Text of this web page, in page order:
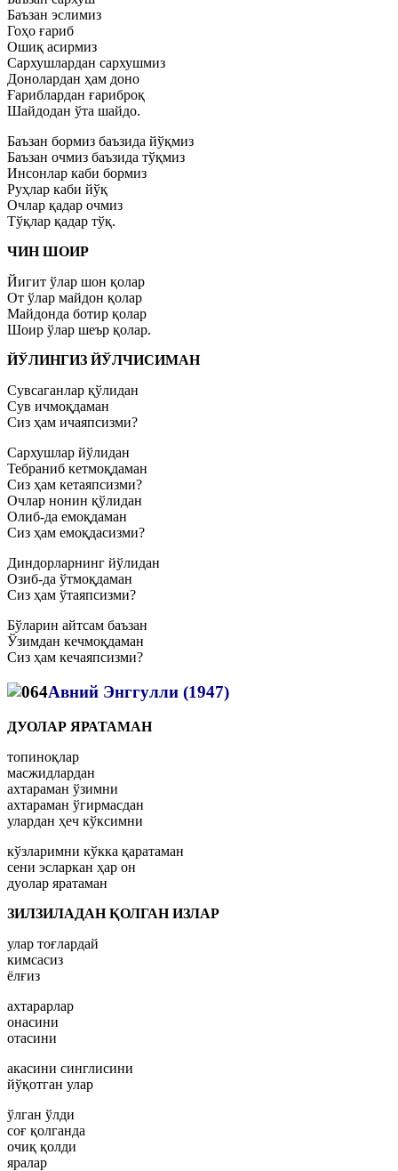
Баъзан эслимиз
Гоҳо ғариб
Ошиқ асирмиз
Сархушлардан сархушмиз
Донолардан ҳам доно
Ғариблардан ғариброқ
Шайдодан ўта шайдо.
Баъзан бормиз баъзида йўқмиз
Баъзан очмиз баъзида тўқмиз
Инсонлар каби бормиз
Руҳлар каби йўқ
Очлар қадар очмиз
Тўқлар қадар тўқ.
ЧИН ШОИР
Йигит ўлар шон қолар
От ўлар майдон қолар
Майдонда ботир қолар
Шоир ўлар шеър қолар.
ЙЎЛИНГИЗ ЙЎЛЧИСИМАН
Сувсаганлар қўлидан
Сув ичмоқдаман
Сиз ҳам ичаяпсизми?
Сархушлар йўлидан
Тебраниб кетмоқдаман
Сиз ҳам кетаяпсизми?
Очлар нонин қўлидан
Олиб-да емоқдаман
Сиз ҳам емоқдасизми?
Диндорларнинг йўлидан
Озиб-да ўтмоқдаман
Сиз ҳам ўтаяпсизми?
Бўларин айтсам баъзан
Ўзимдан кечмоқдаман
Сиз ҳам кечаяпсизми?
Авний Энггулли (1947)
ДУОЛАР ЯРАТАМАН
топиноқлар
масжидлардан
ахтараман ўзимни
ахтараман ўгирмасдан
улардан ҳеч кўксимни
кўзларимни кўкка қаратаман
сени эсларкан ҳар он
дуолар яратаман
ЗИЛЗИЛАДАН ҚОЛГАН ИЗЛАР
улар тоғлардай
кимсасиз
ёлғиз
ахтарарлар
онасини
отасини
акасини синглисини
йўқотган улар
ўлган ўлди
соғ қолганда
очиқ қолди
яралар